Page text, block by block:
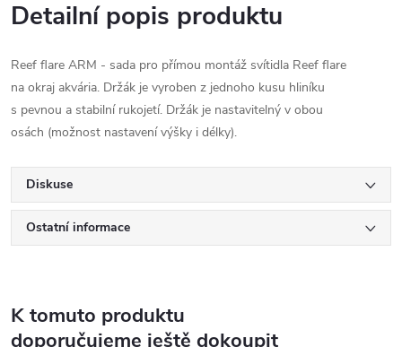
Detailní popis produktu
Reef flare ARM - sada pro přímou montáž svítidla Reef flare
na okraj akvária. Držák je vyroben z jednoho kusu hliníku
s pevnou a stabilní rukojetí. Držák je nastavitelný v obou
osách (možnost nastavení výšky i délky).
Diskuse
Ostatní informace
K tomuto produktu
doporučujeme ještě dokoupit